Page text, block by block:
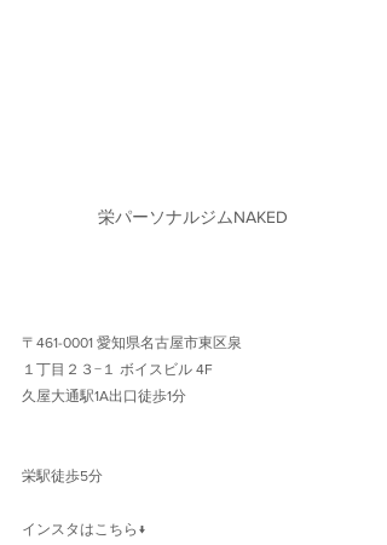
栄パーソナルジムNAKED
〒461-0001 愛知県名古屋市東区泉
１丁目２３−１ ボイスビル 4F
久屋大通駅1A出口徒歩1分
栄駅徒歩5分
インスタはこちら↓